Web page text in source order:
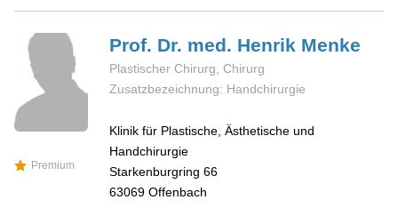
Premium
Prof. Dr. med. Henrik Menke
Plastischer Chirurg, Chirurg
Zusatzbezeichnung: Handchirurgie
Klinik für Plastische, Ästhetische und
Handchirurgie
Starkenburgring 66
63069 Offenbach